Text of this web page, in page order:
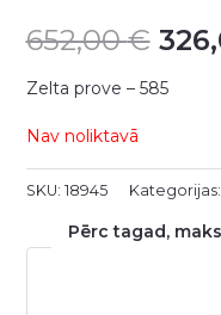
652,00€
Zelta prove – 585
Nav noliktavā
SKU: 18945 Kategorijas:
Pērc tagad,